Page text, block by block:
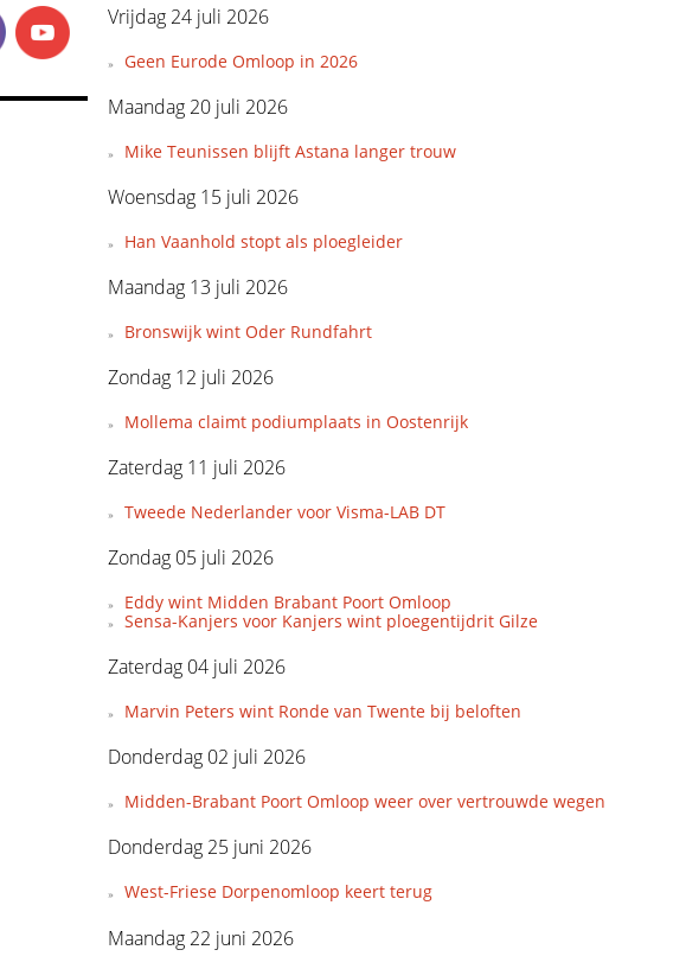
Vrijdag 24 juli 2026
Geen Eurode Omloop in 2026
Maandag 20 juli 2026
Mike Teunissen blijft Astana langer trouw
Woensdag 15 juli 2026
Han Vaanhold stopt als ploegleider
Maandag 13 juli 2026
Bronswijk wint Oder Rundfahrt
Zondag 12 juli 2026
Mollema claimt podiumplaats in Oostenrijk
Zaterdag 11 juli 2026
Tweede Nederlander voor Visma-LAB DT
Zondag 05 juli 2026
Eddy wint Midden Brabant Poort Omloop
Sensa-Kanjers voor Kanjers wint ploegentijdrit Gilze
Zaterdag 04 juli 2026
Marvin Peters wint Ronde van Twente bij beloften
Donderdag 02 juli 2026
Midden-Brabant Poort Omloop weer over vertrouwde wegen
Donderdag 25 juni 2026
West-Friese Dorpenomloop keert terug
Maandag 22 juni 2026